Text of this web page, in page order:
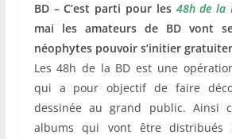
BD – C’est parti pour les 48h de la
mai les amateurs de BD vont
néophytes pouvoir s’initier
Les 48h de la BD est une
qui a pour objectif de faire
dessinée au grand public. Ainsi
albums qui vont être distribués